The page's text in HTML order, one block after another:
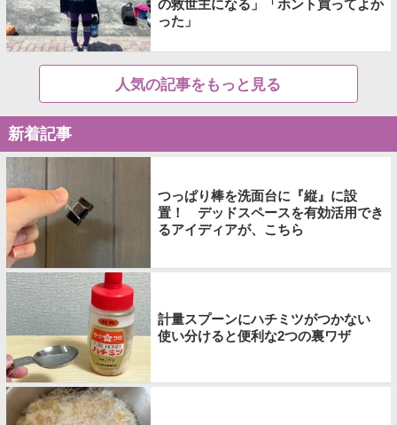
の救世主になる」「ホント買ってよか
った」
人気の記事をもっと見る
新着記事
つっぱり棒を洗面台に『縦』に設
置！ デッドスペースを有効活用でき
るアイディアが、こちら
計量スプーンにハチミツがつかない
使い分けると便利な2つの裏ワザ